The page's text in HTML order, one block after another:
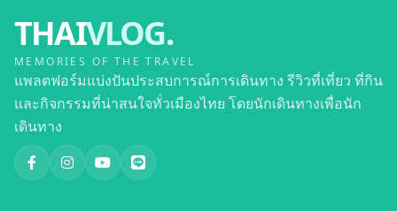
THAIVLOG.
MEMORIES OF THE TRAVEL
แพลตฟอร์มแบ่งปันประสบการณ์การเดินทาง รีวิวที่เที่ยว ที่กิน
และกิจกรรมที่น่าสนใจทั่วเมืองไทย โดยนักเดินทางเพื่อนัก
เดินทาง